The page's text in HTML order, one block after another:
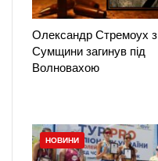
Олександр Стремоух з
Сумщини загинув під
Волновахою
НОВИНИ